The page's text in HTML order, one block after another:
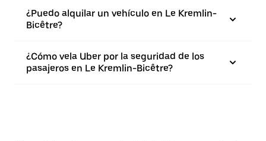
¿Puedo alquilar un vehículo en Le Kremlin-
Bicêtre?
¿Cómo vela Uber por la seguridad de los
pasajeros en Le Kremlin-Bicêtre?